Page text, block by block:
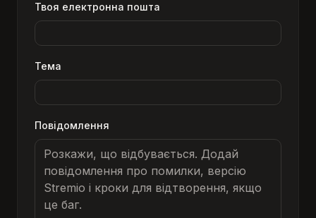
Твоя електронна пошта
Тема
Повідомлення